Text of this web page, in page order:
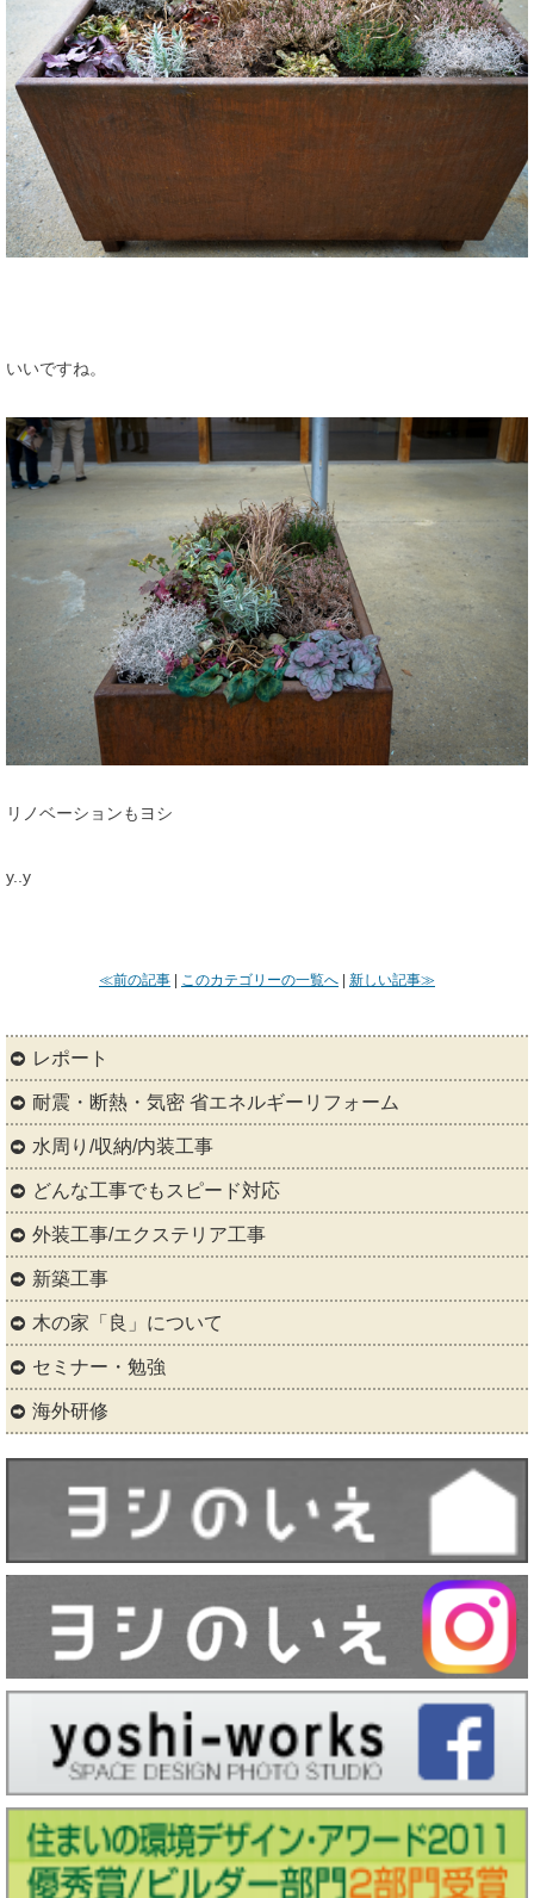
いいですね。
リノベーションもヨシ
y..y
≪前の記事 このカテゴリーの一覧へ 新しい記事≫
レポート
耐震・断熱・気密 省エネルギーリフォーム
水周り/収納/内装工事
どんな工事でもスピード対応
外装工事/エクステリア工事
新築工事
木の家「良」について
セミナー・勉強
海外研修